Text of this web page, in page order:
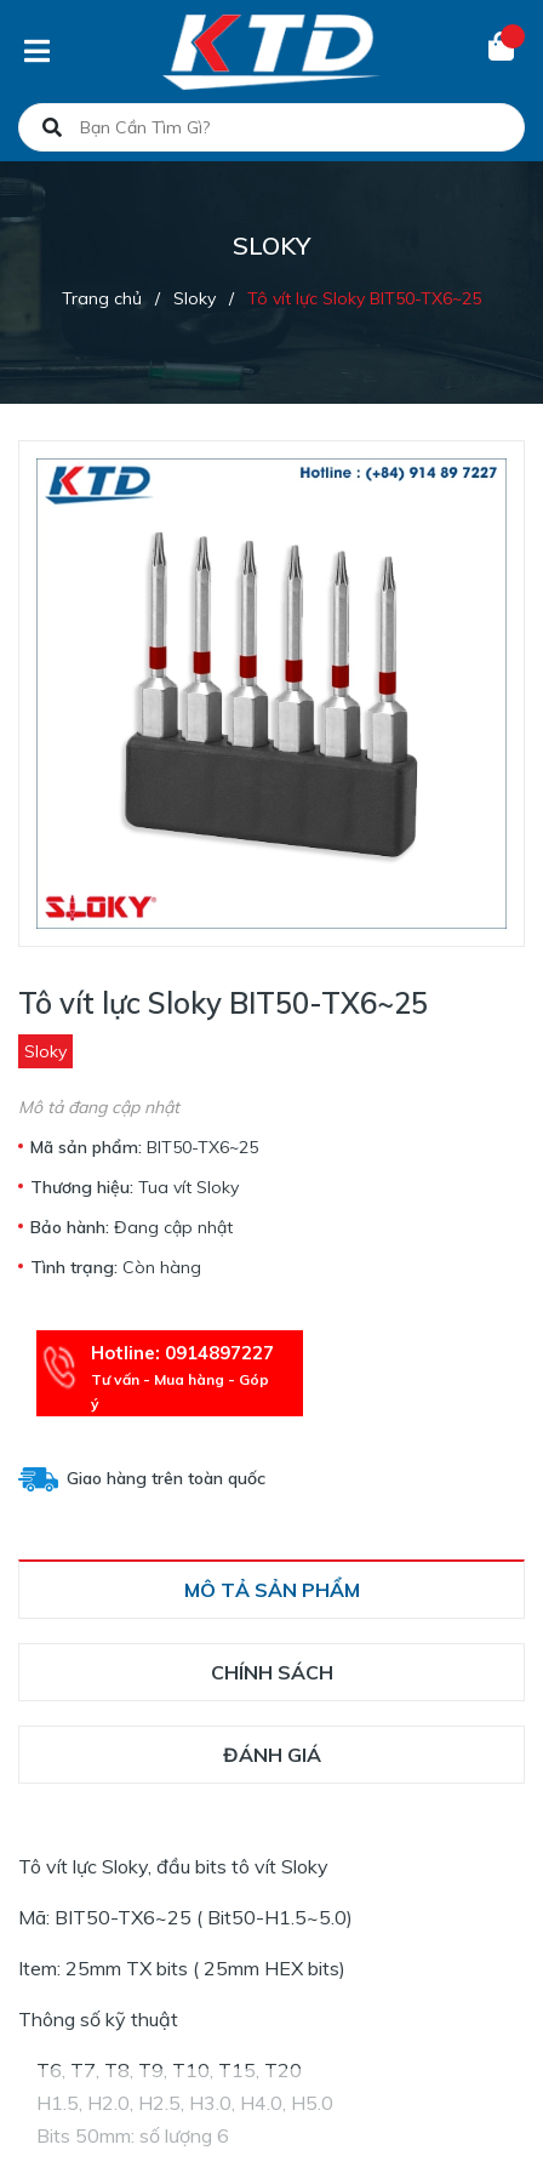
SLOKY
Trang chủ / Sloky / Tô vít lực Sloky BIT50-TX6~25
Tô vít lực Sloky BIT50-TX6~25
Sloky
Mô tả đang cập nhật
Mã sản phẩm: BIT50-TX6~25
Thương hiệu: Tua vít Sloky
Bảo hành: Đang cập nhật
Tình trạng: Còn hàng
Hotline: 0914897227
Tư vấn - Mua hàng - Góp
ý
Giao hàng trên toàn quốc
MÔ TẢ SẢN PHẨM
CHÍNH SÁCH
ĐÁNH GIÁ
Tô vít lực Sloky, đầu bits tô vít Sloky
Mã: BIT50-TX6~25 ( Bit50-H1.5~5.0)
Item: 25mm TX bits ( 25mm HEX bits)
Thông số kỹ thuật
T6, T7, T8, T9, T10, T15, T20
H1.5, H2.0, H2.5, H3.0, H4.0, H5.0
Bits 50mm: số lượng 6